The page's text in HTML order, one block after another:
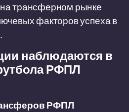
трансферном рынке
факторов успеха в
наблюдаются в
РФПЛ
РФПЛ